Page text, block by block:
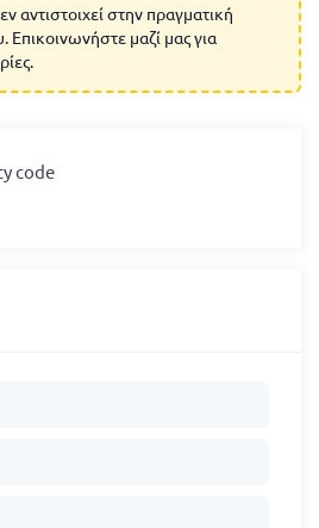
αντιστοιχεί στην πραγματική
Επικοινωνήστε μαζί μας για
code